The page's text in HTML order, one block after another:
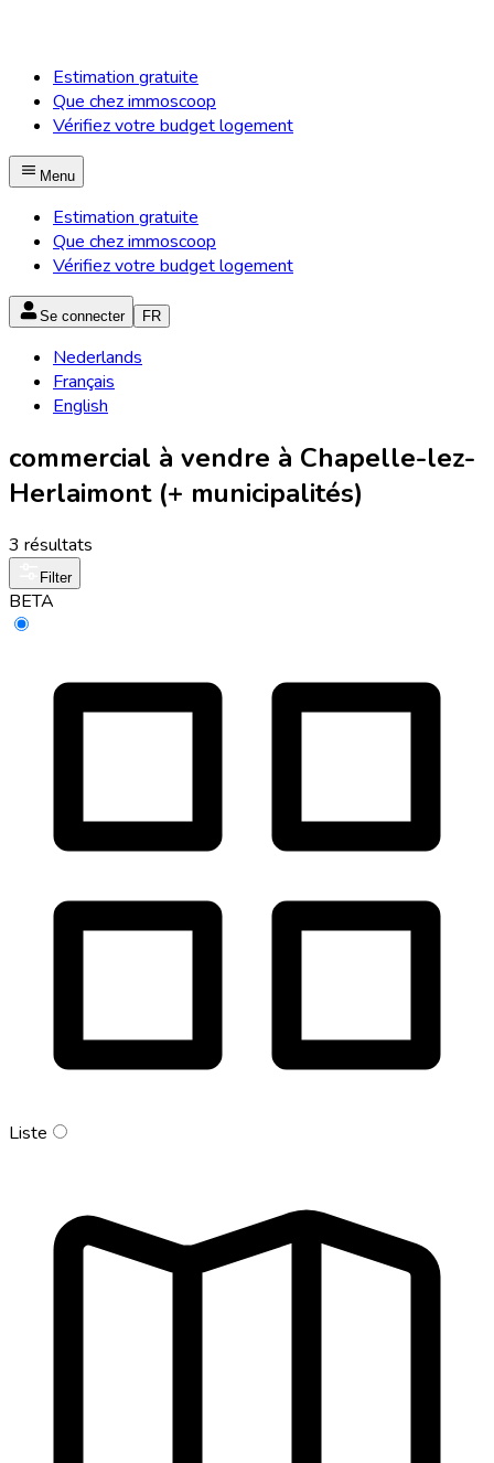
Estimation gratuite
Que chez immoscoop
Vérifiez votre budget logement
Menu
Estimation gratuite
Que chez immoscoop
Vérifiez votre budget logement
Se connecter FR
Nederlands
Français
English
commercial à vendre à Chapelle-lez-
Herlaimont (+ municipalités)
3 résultats
Filter
BETA
Liste